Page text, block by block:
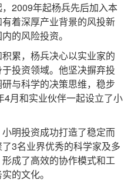
2009年起杨兵先后加入本
着深厚产业背景的风投新
的风险投资。
累，杨兵决心以实业家的
投资领域。他坚决摒弃投
与科学的决策思维，稳步
月和实业伙伴一起设立了小
明投资成功打造了稳定而
3名业界优秀的科学家及多
成了高效的协作模式和工
的文化。